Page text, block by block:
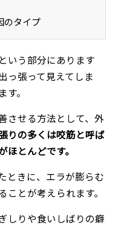
のタイプ
いう部分にあります
っ張って見えてしま
。
させる方法として、外
りの多くは咬筋と呼ば
とんどです。
ときに、エラが膨らむ
とが考えられます。
しりや食いしばりの癖